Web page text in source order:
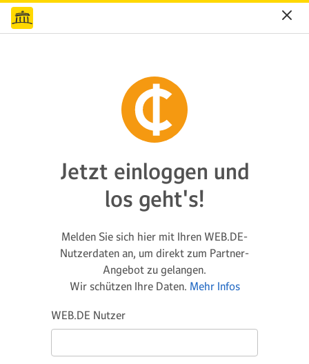
Jetzt einloggen und
los geht's!
Melden Sie sich hier mit Ihren WEB.DE-
Nutzerdaten an, um direkt zum Partner-
Angebot zu gelangen.
Wir schützen Ihre Daten. Mehr Infos
WEB.DE Nutzer